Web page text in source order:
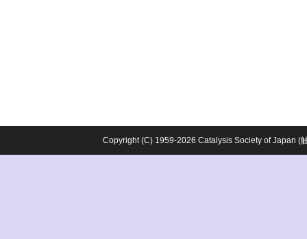
Copyright (C) 1959-2026 Catalysis Society of Japan (